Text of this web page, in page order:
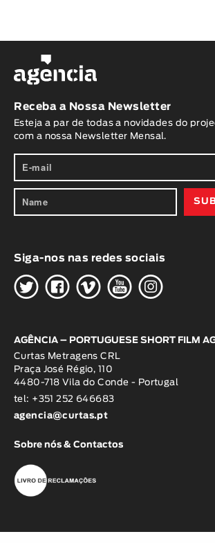
Receba a Nossa Newsletter
Esteja a par de todas a novidades do
com a nossa Newsletter Mensal.
Siga-nos nas redes sociais
HGWOK
AGÊNCIA – PORTUGUESE SHORT FILM
Curtas Metragens CRL
Praça José Régio, 110
4480-718 Vila do Conde - Portugal
tel: +351 252 646683
agencia@curtas.pt
Sobre nós & Contactos